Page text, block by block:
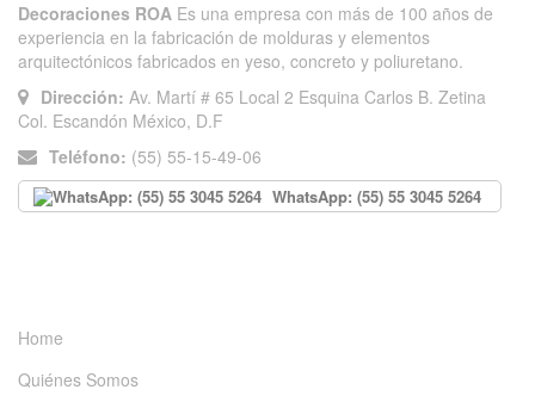
Decoraciones ROA Es una empresa con más de 100 años de
experiencia en la fabricación de molduras y elementos
arquitectónicos fabricados en yeso, concreto y poliuretano.
Dirección: Av. Martí # 65 Local 2 Esquina Carlos B. Zetina
Col. Escandón México, D.F
Teléfono: (55) 55-15-49-06
WhatsApp: (55) 55 3045 5264
Home
Quiénes Somos